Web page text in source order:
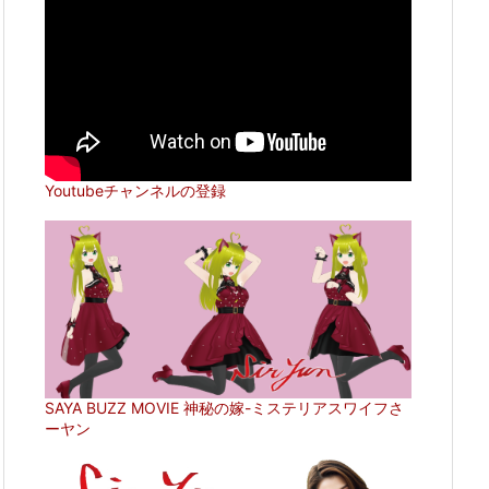
Youtubeチャンネルの登録
SAYA BUZZ MOVIE 神秘の嫁-ミステリアスワイフさ
ーヤン